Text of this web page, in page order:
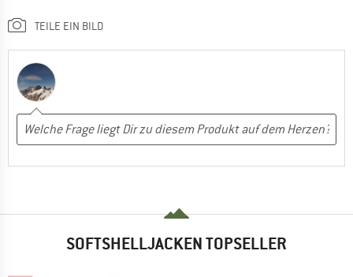
TEILE EIN BILD
SOFTSHELLJACKEN TOPSELLER